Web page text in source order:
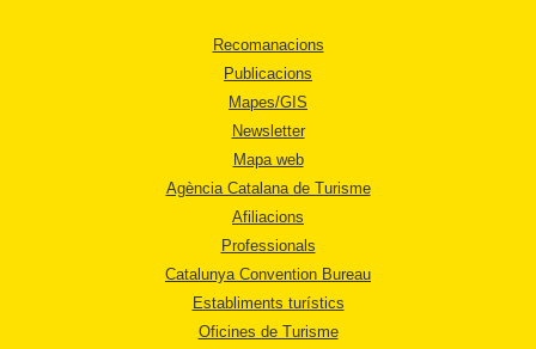
Recomanacions
Publicacions
Mapes/GIS
Newsletter
Mapa web
Agència Catalana de Turisme
Afiliacions
Professionals
Catalunya Convention Bureau
Establiments turístics
Oficines de Turisme